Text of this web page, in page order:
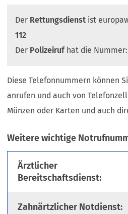
Der Rettungsdienst ist
112
Der Polizeiruf hat die
Diese Telefonnummern können
anrufen und auch von
Münzen oder Karten und auch
Weitere wichtige
Ärztlicher
Bereitschaftsdienst:
Zahnärtzlicher Notdienst: